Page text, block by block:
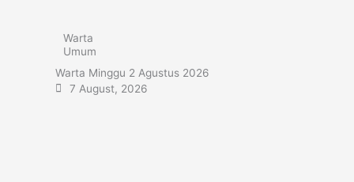
Warta
Umum
Warta Minggu 2 Agustus 2026
7 August, 2026